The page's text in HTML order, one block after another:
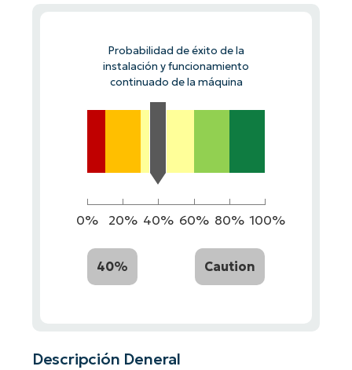
Probabilidad de éxito de la
instalación y funcionamiento
continuado de la máquina
0% 20% 40% 60% 80% 100%
40% Caution
Descripción Deneral